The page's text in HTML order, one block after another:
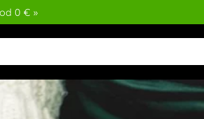
0 € »